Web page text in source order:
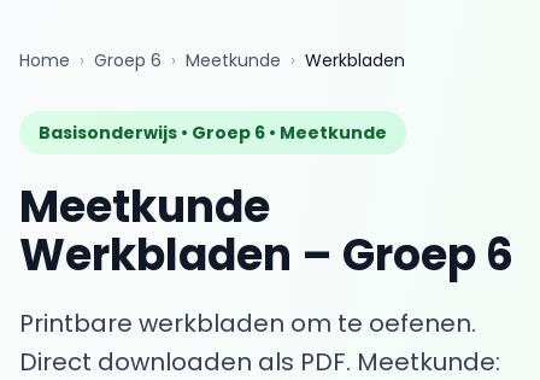
Home › Groep 6 › Meetkunde › Werkbladen
Basisonderwijs • Groep 6 • Meetkunde
Meetkunde
Werkbladen – Groep 6
Printbare werkbladen om te oefenen.
Direct downloaden als PDF. Meetkunde: